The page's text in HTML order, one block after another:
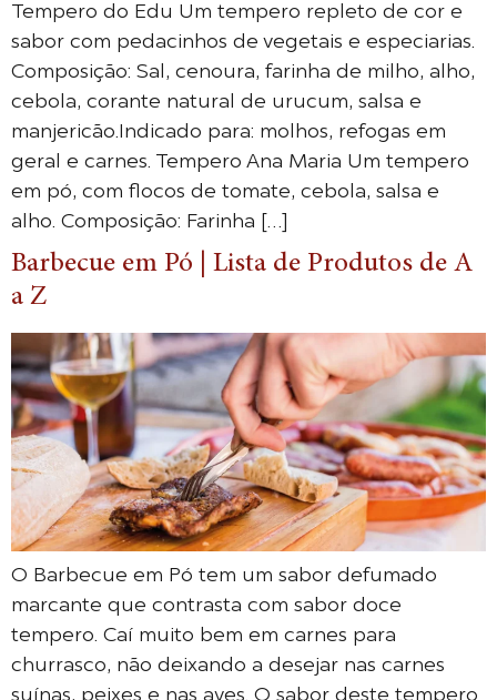
Tempero do Edu Um tempero repleto de cor e
sabor com pedacinhos de vegetais e especiarias.
Composição: Sal, cenoura, farinha de milho, alho,
cebola, corante natural de urucum, salsa e
manjericão.Indicado para: molhos, refogas em
geral e carnes. Tempero Ana Maria Um tempero
em pó, com flocos de tomate, cebola, salsa e
alho. Composição: Farinha […]
Barbecue em Pó | Lista de Produtos de A
a Z
O Barbecue em Pó tem um sabor defumado
marcante que contrasta com sabor doce
tempero. Caí muito bem em carnes para
churrasco, não deixando a desejar nas carnes
suínas, peixes e nas aves. O sabor deste tempero